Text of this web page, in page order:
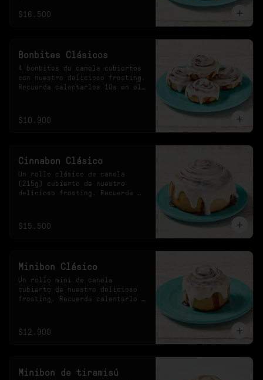
$16.500
Bonbites Clásicos
4 bonbites de canela cubiertos
con nuestro delicioso frosting.
Recuerda calentarlos 10s en el
$10.900
Cinnabon Clásico
Un rollo clásico de canela
(215g) cubierto de nuestro
delicioso frosting. Recuerda
$15.500
Minibon Clásico
Un rollo mini de canela
cubierto de nuestro delicioso
frosting. Recuerda calentarlo
$12.900
Minibon de tiramisú